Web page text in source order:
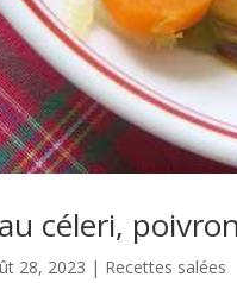
céleri,
28, 2023 | Recettes salées